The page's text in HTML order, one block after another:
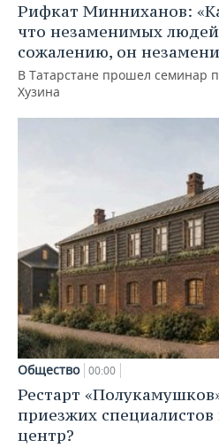
Рифкат Минниханов:
что незаменимых
сожалению, он
В Татарстане прошел семинар
Хузина
Общество 00:00
Рестарт
приезжих
центр?